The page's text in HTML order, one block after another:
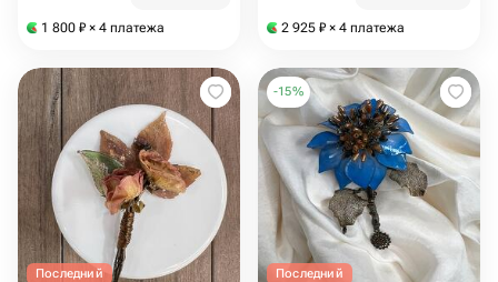
1 800 ₽ × 4 платежа 2 925 ₽ × 4 платежа
Последний
-15%
Последний